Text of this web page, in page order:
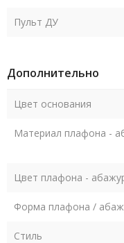
Пульт ДУ
Дополнительно
Цвет основания
Материал плафона -
Цвет плафона -
Форма плафона /
Стиль